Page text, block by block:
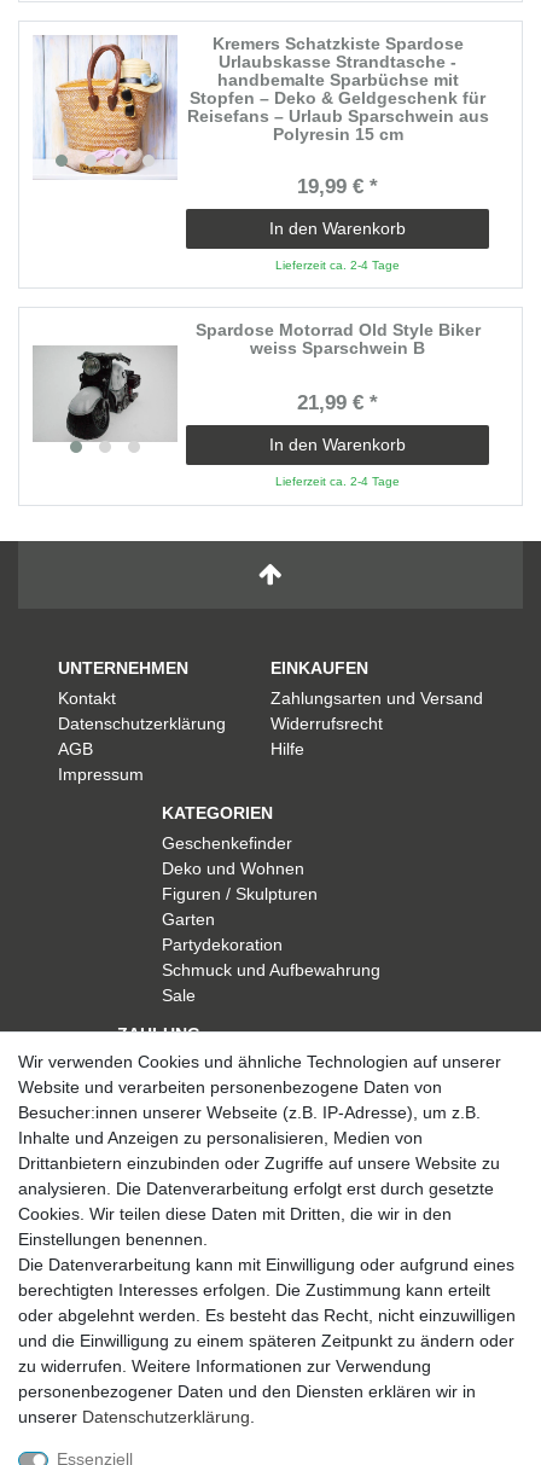
Kremers Schatzkiste Spardose
Urlaubskasse Strandtasche -
handbemalte Sparbüchse mit
Stopfen – Deko & Geldgeschenk für
Reisefans – Urlaub Sparschwein aus
Polyresin 15 cm
19,99 € *
In den Warenkorb
Lieferzeit ca. 2-4 Tage
Spardose Motorrad Old Style Biker
weiss Sparschwein B
21,99 € *
In den Warenkorb
Lieferzeit ca. 2-4 Tage
UNTERNEHMEN
Kontakt
Datenschutzerklärung
AGB
Impressum
EINKAUFEN
Zahlungsarten und Versand
Widerrufsrecht
Hilfe
KATEGORIEN
Geschenkefinder
Deko und Wohnen
Figuren / Skulpturen
Garten
Partydekoration
Schmuck und Aufbewahrung
Sale
ZAHLUNG
VERSAND
SICHER EINKAUFEN
Sicher einkaufen mit
durchgehender SSL-Verschlüsselung
Wir verwenden Cookies und ähnliche Technologien auf unserer
Website und verarbeiten personenbezogene Daten von
Besucher:innen unserer Webseite (z.B. IP-Adresse), um z.B.
Inhalte und Anzeigen zu personalisieren, Medien von
Drittanbietern einzubinden oder Zugriffe auf unsere Website zu
analysieren. Die Datenverarbeitung erfolgt erst durch gesetzte
Cookies. Wir teilen diese Daten mit Dritten, die wir in den
Einstellungen benennen.
Die Datenverarbeitung kann mit Einwilligung oder aufgrund eines
berechtigten Interesses erfolgen. Die Zustimmung kann erteilt
oder abgelehnt werden. Es besteht das Recht, nicht einzuwilligen
und die Einwilligung zu einem späteren Zeitpunkt zu ändern oder
zu widerrufen. Weitere Informationen zur Verwendung
personenbezogener Daten und den Diensten erklären wir in
unserer Daten­schutz­erklärung
Essenziell